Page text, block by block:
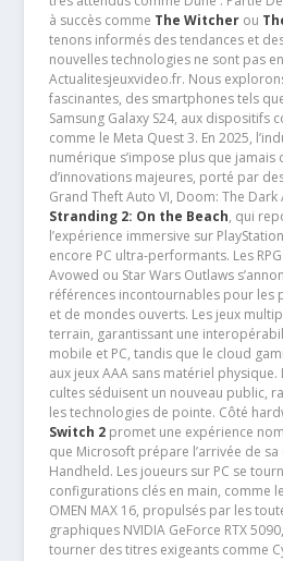
à succès comme The Witcherou
tenons informés des tendances et
nouvelles technologies ne sont pas
Actualitesjeuxvideo.fr. Nous
fascinantes, des smartphones tels
Samsung Galaxy S24, aux dispositifs
comme le Meta Quest 3. En 2025,
numérique s’impose plus que
d’innovations majeures, porté par
Grand Theft Auto VI, Doom: The Dark
Stranding 2: On the Beach, qui
l’expérience immersive sur
encore PC ultra-performants. Les
Avowed ou Star Wars Outlaws
références incontournables pour les
et de mondes ouverts. Les jeux
terrain, garantissant une
mobile et PC, tandis que le cloud
aux jeux AAA sans matériel physique.
cultes séduisent un nouveau public,
les technologies de pointe. Côté
Switch 2promet une expérience
que Microsoft prépare l’arrivée de
Handheld. Les joueurs sur PC se
configurations clés en main, comme
OMEN MAX 16, propulsés par les
graphiques NVIDIA GeForce RTX
tourner des titres exigeants comme